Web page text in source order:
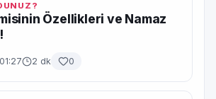
Özellikleri ve Namaz
2 dk 0